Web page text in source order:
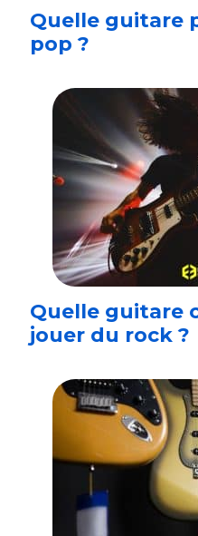
Quelle guitare
pop ?
Quelle guitare
jouer du rock ?